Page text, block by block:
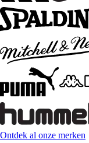
Ontdek al onze merken